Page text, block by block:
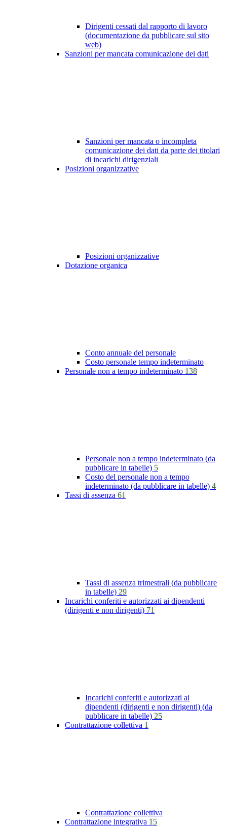
Dirigenti cessati dal rapporto di lavoro
(documentazione da pubblicare sul sito
web)
Sanzioni per mancata comunicazione dei dati
Sanzioni per mancata o incompleta
comunicazione dei dati da parte dei titolari
di incarichi dirigenziali
Posizioni organizzative
Posizioni organizzative
Dotazione organica
Conto annuale del personale
Costo personale tempo indeterminato
Personale non a tempo indeterminato 138
Personale non a tempo indeterminato (da
pubblicare in tabelle) 5
Costo del personale non a tempo
indeterminato (da pubblicare in tabelle) 4
Tassi di assenza 61
Tassi di assenza trimestrali (da pubblicare
in tabelle) 29
Incarichi conferiti e autorizzati ai dipendenti
(dirigenti e non dirigenti) 71
Incarichi conferiti e autorizzati ai
dipendenti (dirigenti e non dirigenti) (da
pubblicare in tabelle) 25
Contrattazione collettiva 1
Contrattazione collettiva
Contrattazione integrativa 15